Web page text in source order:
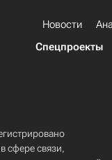
Новости
Спецпроекты
сфере связи,